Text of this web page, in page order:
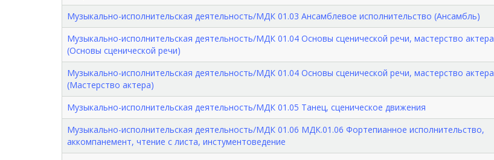
Музыкально-исполнительская деятельность/МДК 01.03 Ансамблевое исполнительство (Ансамбль)
Музыкально-исполнительская деятельность/МДК 01.04 Основы сценической речи, мастерство актера
(Основы сценической речи)
Музыкально-исполнительская деятельность/МДК 01.04 Основы сценической речи, мастерство актера
(Мастерство актера)
Музыкально-исполнительская деятельность/МДК 01.05 Танец, сценическое движения
Музыкально-исполнительская деятельность/МДК 01.06 МДК.01.06 Фортепианное исполнительство,
аккомпанемент, чтение с листа, инстументоведение